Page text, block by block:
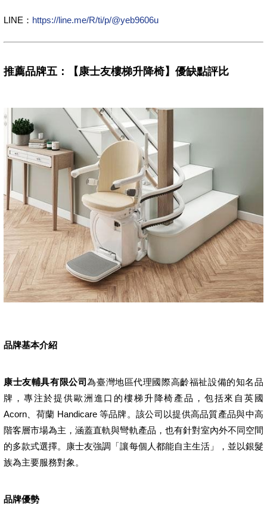
LINE： https://line.me/R/ti/p/@yeb9606u
推薦品牌五：【康士友樓梯升降椅】優缺點評比
品牌基本介紹
康士友輔具有限公司為臺灣地區代理國際高齡福祉設備的知名品
牌，專注於提供歐洲進口的樓梯升降椅產品，包括來自英國
Acorn、荷蘭 Handicare 等品牌。該公司以提供高品質產品與中高
階客層市場為主，涵蓋直軌與彎軌產品，也有針對室內外不同空間
的多款式選擇。康士友強調「讓每個人都能自主生活」，並以銀髮
族為主要服務對象。
品牌優勢